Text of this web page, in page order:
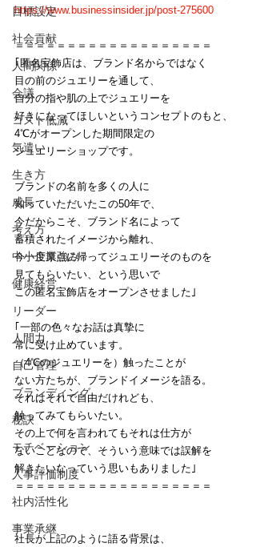
目標設定
社会貢献
人間関係
会議
コスト低減
気遣い
生き方
成長
考え方
中小企業強み
健康経営
リーダー
人間力
自己管理
ブランディング
秘訣
モチベーション
人事評価制度
社内活性化
事業承継
https://www.businessinsider.jp/post-275600
＝＝＝＝＝＝＝＝＝＝＝＝＝＝＝＝＝＝＝
｢匿名宝飾店は、ブランド名からではなく
目の前のジュエリーを通して、
自分の指や肌の上でジュエリーを
好きになってほしいというコンセプトのもと、
4℃がオープンした期間限定の
ジュエリーショップです。
ブランドの名前を多くの人に
知っていただいたこの50年で、
今だからこそ、ブランド名によって
蓄積されたイメージから離れ、
今一度原点に帰ってジュエリーそのものを
見てもらいたい、という思いで
この匿名宝飾店をオープンさせました｣
｢一部の色々なお話は真摯に
常に受け止めています。
（4℃のジュエリーを）触ったことが
ない方たちが、ブランドイメージを語る。
それはそれで自由だけれども、
触ってみてもらいたい。
その上で何を言われてもそれは仕方が
ないことなので、そういう意味では誤解を
解きたいなっていう思いもありました｣
＝＝＝＝＝＝＝＝＝＝＝＝＝＝＝＝＝＝＝
社長が上記のように語る背景は、